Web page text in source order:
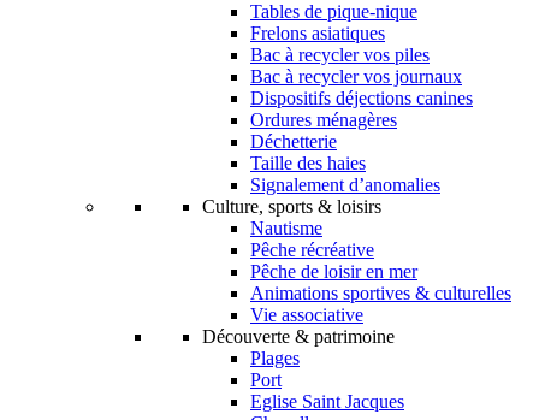
Tables de pique-nique
Frelons asiatiques
Bac à recycler vos piles
Bac à recycler vos journaux
Dispositifs déjections canines
Ordures ménagères
Déchetterie
Taille des haies
Signalement d’anomalies
Culture, sports & loisirs
Nautisme
Pêche récréative
Pêche de loisir en mer
Animations sportives & culturelles
Vie associative
Découverte & patrimoine
Plages
Port
Eglise Saint Jacques